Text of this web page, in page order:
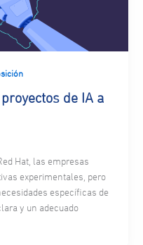
de IA a
Hat, las empresas
experimentales, pero
específicas de
y un adecuado